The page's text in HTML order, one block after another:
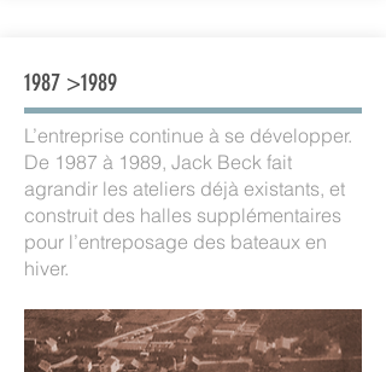
1987 >1989
L’entreprise continue à se développer.
De 1987 à 1989, Jack Beck fait
agrandir les ateliers déjà existants, et
construit des halles supplémentaires
pour l’entreposage des bateaux en
hiver.